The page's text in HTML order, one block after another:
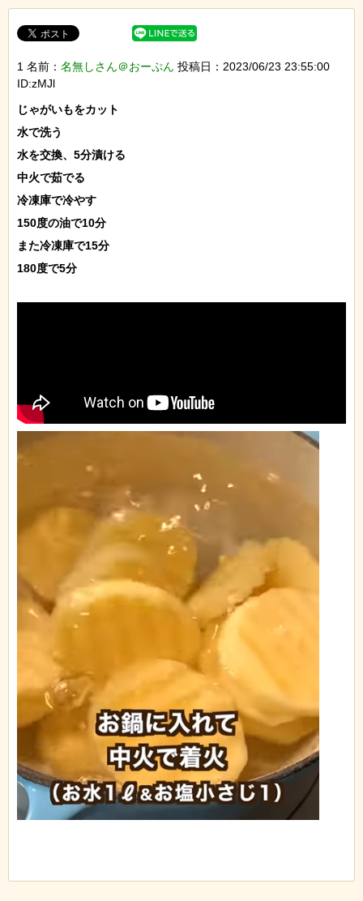
1 名前： 名無しさん＠おーぷん 投稿日：2023/06/23 23:55:00
ID:zMJl
じゃがいもをカット
水で洗う
水を交換、5分漬ける
中火で茹でる
冷凍庫で冷やす
150度の油で10分
また冷凍庫で15分
180度で5分